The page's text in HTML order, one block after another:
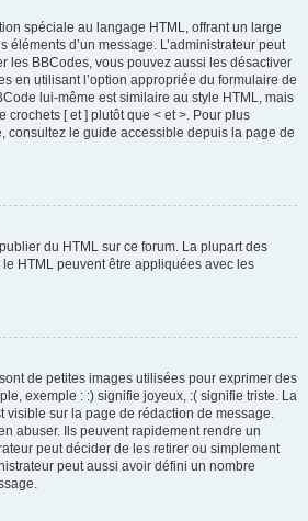
spéciale au langage HTML, offrant un large
éléments d’un message. L’administrateur peut
les BBCodes, vous pouvez aussi les désactiver
en utilisant l’option appropriée du formulaire de
lui-même est similaire au style HTML, mais
crochets [ et ] plutôt que < et >. Pour plus
consultez le guide accessible depuis la page de
du HTML sur ce forum. La plupart des
HTML peuvent être appliquées avec les
de petites images utilisées pour exprimer des
exemple : :) signifie joyeux, :( signifie triste. La
visible sur la page de rédaction de message.
abuser. Ils peuvent rapidement rendre un
peut décider de les retirer ou simplement
peut aussi avoir défini un nombre